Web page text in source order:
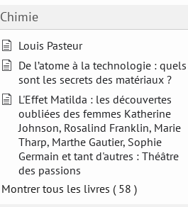
Chimie
Louis Pasteur
De l’atome à la technologie : quels
sont les secrets des matériaux ?
L'Effet Matilda : les découvertes
oubliées des femmes Katherine
Johnson, Rosalind Franklin, Marie
Tharp, Marthe Gautier, Sophie
Germain et tant d'autres : Théâtre
des passions
Montrer tous les livres ( 58 )